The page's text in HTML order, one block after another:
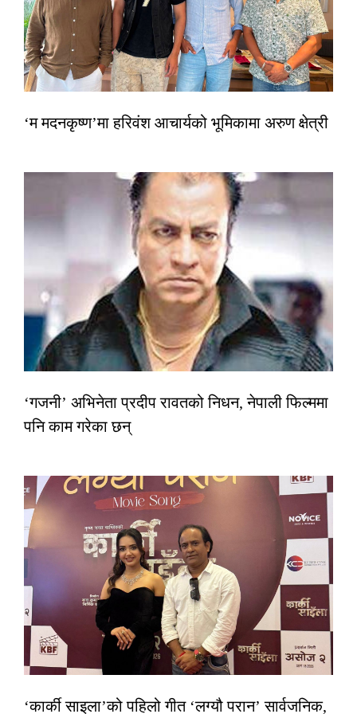
‘म मदनकृष्ण’मा हरिवंश आचार्यको भूमिकामा अरुण क्षेत्री
‘गजनी’ अभिनेता प्रदीप रावतको निधन, नेपाली फिल्ममा
पनि काम गरेका छन्
‘कार्की साइला’को पहिलो गीत ‘लग्यौ परान’ सार्वजनिक,